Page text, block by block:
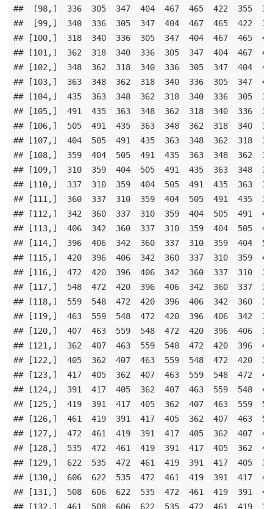
##  [98,]  336  305  347  404  467  465  422  355
##  [99,]  340  336  305  347  404  467  465  422
## [100,]  318  340  336  305  347  404  467  465
## [101,]  362  318  340  336  305  347  404  467
## [102,]  348  362  318  340  336  305  347  404
## [103,]  363  348  362  318  340  336  305  347
## [104,]  435  363  348  362  318  340  336  305
## [105,]  491  435  363  348  362  318  340  336
## [106,]  505  491  435  363  348  362  318  340
## [107,]  404  505  491  435  363  348  362  318
## [108,]  359  404  505  491  435  363  348  362
## [109,]  310  359  404  505  491  435  363  348
## [110,]  337  310  359  404  505  491  435  363
## [111,]  360  337  310  359  404  505  491  435
## [112,]  342  360  337  310  359  404  505  491
## [113,]  406  342  360  337  310  359  404  505
## [114,]  396  406  342  360  337  310  359  404
## [115,]  420  396  406  342  360  337  310  359
## [116,]  472  420  396  406  342  360  337  310
## [117,]  548  472  420  396  406  342  360  337
## [118,]  559  548  472  420  396  406  342  360
## [119,]  463  559  548  472  420  396  406  342
## [120,]  407  463  559  548  472  420  396  406
## [121,]  362  407  463  559  548  472  420  396
## [122,]  405  362  407  463  559  548  472  420
## [123,]  417  405  362  407  463  559  548  472
## [124,]  391  417  405  362  407  463  559  548
## [125,]  419  391  417  405  362  407  463  559
## [126,]  461  419  391  417  405  362  407  463
## [127,]  472  461  419  391  417  405  362  407
## [128,]  535  472  461  419  391  417  405  362
## [129,]  622  535  472  461  419  391  417  405
## [130,]  606  622  535  472  461  419  391  417
## [131,]  508  606  622  535  472  461  419  391
## [132,]  461  508  606  622  535  472  461  419